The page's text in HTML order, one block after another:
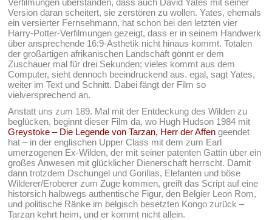
Verfilmungen überstanden, dass auch David Yates mit seiner
Version daran scheitert, sie zerstören zu wollen. Yates, ehemals
ein versierter Fernsehmann, hat schon bei den letzten vier
Harry-Potter-Verfilmungen gezeigt, dass er in seinem Handwerk
über ansprechende 16:9-Ästhetik nicht hinaus kommt. Totalen
der großartigen afrikanischen Landschaft gönnt er dem
Zuschauer mal für drei Sekunden; vieles kommt aus dem
Computer, sieht dennoch beeindruckend aus. egal, sagt Yates,
weiter im Text und Schnitt. Dabei fängt der Film so
vielversprechend an.
Anstatt uns zum 189. Mal mit der Entdeckung des Wilden zu
beglücken, beginnt dieser Film da, wo Hugh Hudson 1984 mit
Greystoke – Die Legende von Tarzan, Herr der Affen geendet
hat – in der englischen Upper Class mit dem zum Earl
umerzogenen Ex-Wilden, der mit seiner patenten Gattin über ein
großes Anwesen mit glücklicher Dienerschaft herrscht. Damit
dann trotzdem Dschungel und Gorillas, Elefanten und böse
Wilderer/Eroberer zum Zuge kommen, greift das Script auf eine
historsich halbwegs authentische Figur, den Belgier Leon Rom,
und politische Ränke im belgisch besetzten Kongo zurück –
Tarzan kehrt heim, und er kommt nicht allein.